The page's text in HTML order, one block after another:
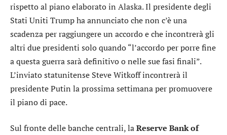
rispetto al piano elaborato in Alaska. Il presidente degli
Stati Uniti Trump ha annunciato che non c’è una
scadenza per raggiungere un accordo e che incontrerà gli
altri due presidenti solo quando “l’accordo per porre fine
a questa guerra sarà definitivo o nelle sue fasi finali”.
L’inviato statunitense Steve Witkoff incontrerà il
presidente Putin la prossima settimana per promuovere
il piano di pace.
Sul fronte delle banche centrali, laReserve Bank of